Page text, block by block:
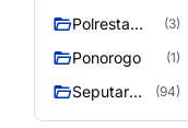
RAYA
Polresta
Raya
(3)
Ponorogo (1)
Seputar
(94)